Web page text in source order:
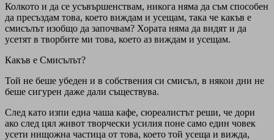
Колкото и да се усъвършенствам, никога няма да съм способен
да пресъздам това, което виждам и усещам, така че какъв е
смисълът изобщо да започвам? Хората няма да видят и да
усетят в творбите ми това, което аз виждам и усещам.
Какъв е Смисълът?
Той не беше убеден и в собствения си смисъл, в някои дни не
беше сигурен даже дали съществува.
След като изпи една чаша кафе, сюреалистът реши, че дори
ако след цял живот творчески усилия поне само един човек
усети нищожна частица от това, което той усеща и вижда,